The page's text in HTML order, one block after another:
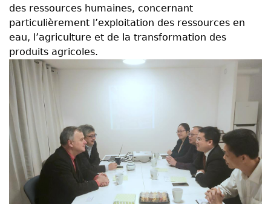
des ressources humaines, concernant
particulièrement l’exploitation des ressources en
eau, l’agriculture et de la transformation des
produits agricoles.